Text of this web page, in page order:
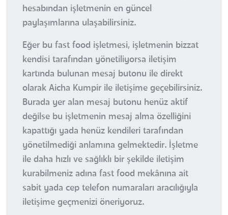
hesabından işletmenin en güncel
paylaşımlarına ulaşabilirsiniz.
Eğer bu fast food işletmesi, işletmenin bizzat
kendisi tarafından yönetiliyorsa iletişim
kartında bulunan mesaj butonu ile direkt
olarak Aicha Kumpir ile iletişime geçebilirsiniz.
Burada yer alan mesaj butonu henüz aktif
değilse bu işletmenin mesaj alma özelliğini
kapattığı yada henüz kendileri tarafından
yönetilmediği anlamına gelmektedir. İşletme
ile daha hızlı ve sağlıklı bir şekilde iletişim
kurabilmeniz adına fast food mekânına ait
sabit yada cep telefon numaraları aracılığıyla
iletişime geçmenizi öneriyoruz.